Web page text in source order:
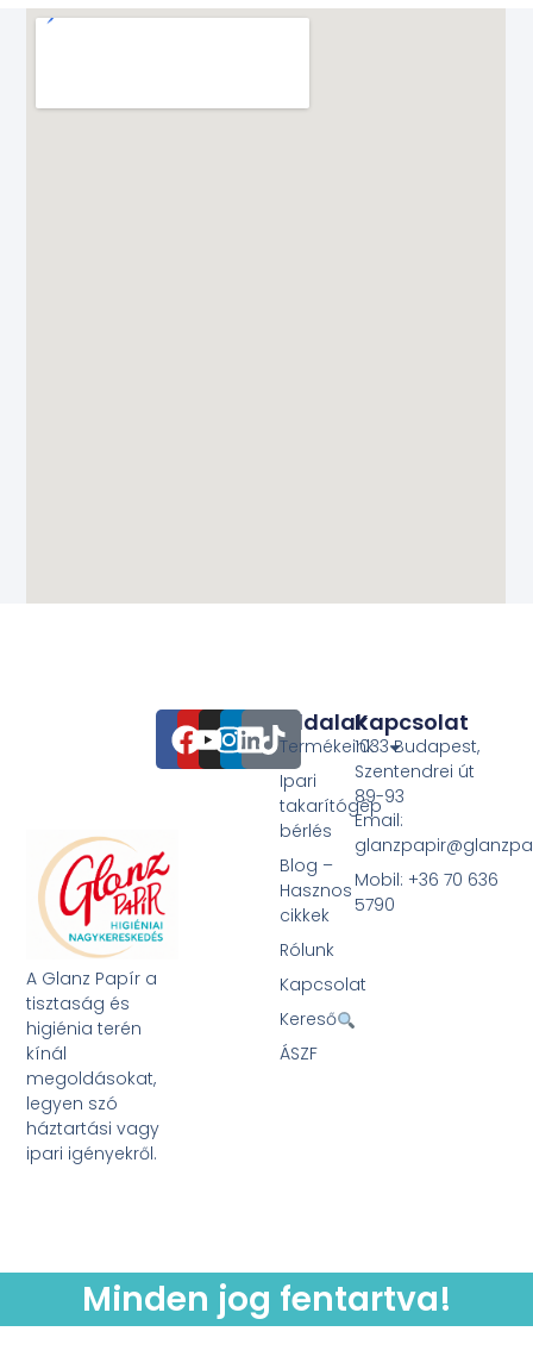
A Glanz Papír a
tisztaság és
higiénia terén
kínál
megoldásokat,
legyen szó
háztartási vagy
ipari igényekről.
Oldalak
Termékeink
Ipari
takarítógép
bérlés
Blog –
Hasznos
cikkek
Rólunk
Kapcsolat
Kereső
ÁSZF
Kapcsolat
1033 Budapest,
Szentendrei út
89-93
Email:
Mobil: +36 70 636
5790
Minden jog fentartva!